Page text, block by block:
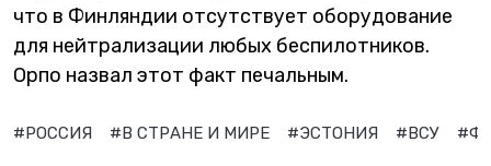
что в Финляндии отсутствует оборудование
для нейтрализации любых беспилотников.
Орпо назвал этот факт печальным.
#РОССИЯ #В СТРАНЕ И МИРЕ #ЭСТОНИЯ #ВСУ